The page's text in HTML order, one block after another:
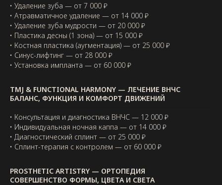
• Удаление зуба — от 7 000 ₽
• Атравматичное удаление — от 14 000 ₽
• Удаление зуба мудрости — от 20 000 ₽
• Пластика десны (1 зона) — от 15 000 ₽
• Костная пластика (аугментация) — от 25 000 ₽
• Синус-лифтинг — от 28 000 ₽
• Установка импланта — от 60 000 ₽
TMJ & FUNCTIONAL HARMONY — ЛЕЧЕНИЕ ВНЧС
БАЛАНС, ФУНКЦИЯ И КОМФОРТ ДВИЖЕНИЙ
• Консультация и диагностика ВНЧС — 12 000 ₽
• Индивидуальная ночная каппа — от 14 000 ₽
• Диагностический сплинт — от 25 000 ₽
• Сплинт-терапия с контролем — от 60 000 ₽
PROSTHETIC ARTISTRY — ОРТОПЕДИЯ
СОВЕРШЕНСТВО ФОРМЫ, ЦВЕТА И СВЕТА